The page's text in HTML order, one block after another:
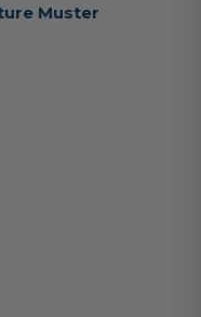
Muster